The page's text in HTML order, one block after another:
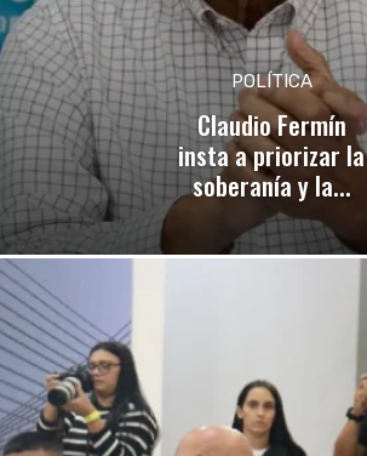
POLÍTICA
Claudio Fermín
insta a priorizar la
soberanía y la...